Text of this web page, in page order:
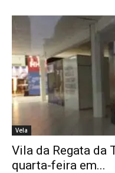
Vela
Vila da Regata da
quarta-feira em...